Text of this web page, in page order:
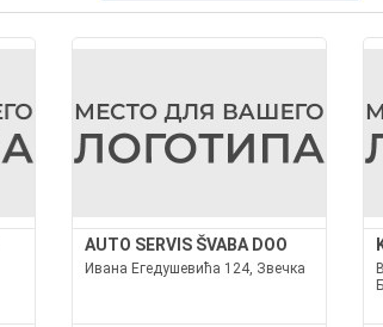
AUTO SERVIS ŠVABA DOO
Ивана Егедушевића 124, Звечка